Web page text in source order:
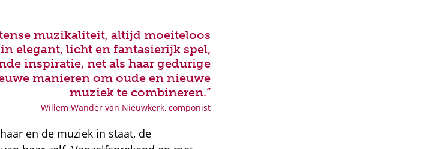
muzikaliteit, altijd moeiteloos
elegant, licht en fantasierijk spel,
inspiratie, net als haar gedurige
manieren om oude en nieuwe
muziek te combineren.”
Willem Wander van Nieuwkerk, componist
en de muziek in staat, de